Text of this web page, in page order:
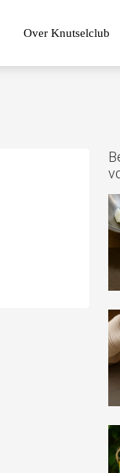
Over Knutselclub